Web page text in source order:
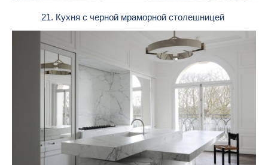
21. Кухня с черной мраморной столешницей